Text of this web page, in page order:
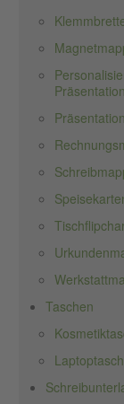
Taschen